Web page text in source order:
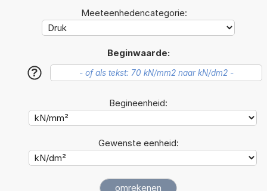
Meeteenhedencategorie:
Beginwaarde:
?
Begineenheid:
Gewenste eenheid: